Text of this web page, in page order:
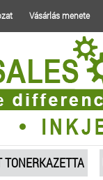
Vásárlás menete
TONERKAZETTA